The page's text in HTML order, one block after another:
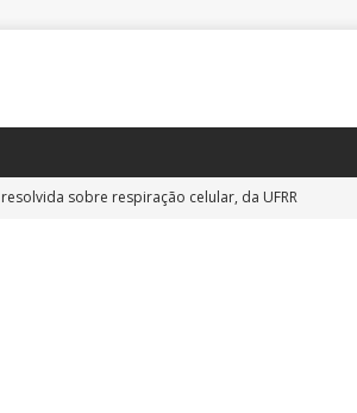
sobre respiração celular, da UFRR